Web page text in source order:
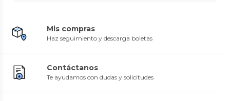
Mis compras
Haz seguimiento y descarga boletas
Contáctanos
Te ayudamos con dudas y solicitudes